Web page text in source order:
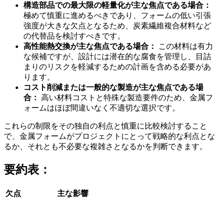
構造部品での最大限の軽量化が主な焦点である場合：
極めて慎重に進めるべきであり、フォームの低い引張
強度が大きな欠点となるため、炭素繊維複合材料など
の代替品を検討すべきです。
高性能熱交換が主な焦点である場合：
この材料は有力
な候補ですが、設計には潜在的な腐食を管理し、目詰
まりのリスクを軽減するための計画を含める必要があ
ります。
コスト削減または一般的な製造が主な焦点である場
合： 高い材料コストと特殊な製造要件のため、金属フ
ォームはほぼ間違いなく不適切な選択です。
これらの制限をその独自の利点と慎重に比較検討すること
で、金属フォームがプロジェクトにとって戦略的な利点とな
るか、それとも不必要な複雑さとなるかを判断できます。
要約表：
欠点
主な影響